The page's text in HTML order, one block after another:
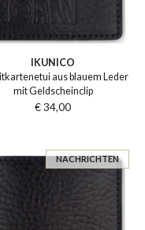
IKUNICO
aus blauem Leder
mit Geldscheinclip
€ 34,00
NACHRICHTEN